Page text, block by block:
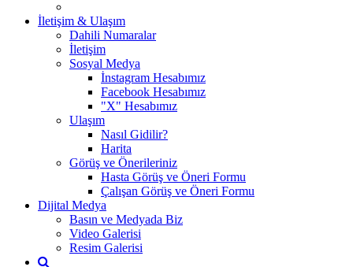
İletişim & Ulaşım
Dahili Numaralar
İletişim
Sosyal Medya
İnstagram Hesabımız
Facebook Hesabımız
"X" Hesabımız
Ulaşım
Nasıl Gidilir?
Harita
Görüş ve Önerileriniz
Hasta Görüş ve Öneri Formu
Çalışan Görüş ve Öneri Formu
Dijital Medya
Basın ve Medyada Biz
Video Galerisi
Resim Galerisi